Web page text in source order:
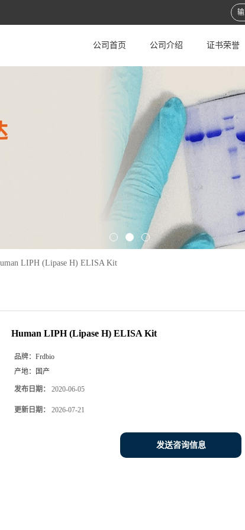
公司首页 公司介绍 证书荣誉
LIPH (Lipase H) ELISA Kit
Human LIPH (Lipase H) ELISA Kit
品牌： Frdbio
产地：
国产
发布日期： 2020-06-05
更新日期： 2026-07-21
发送咨询信息